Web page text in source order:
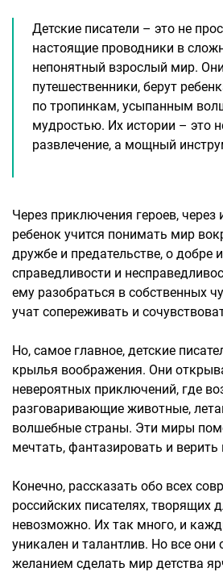
Детские писатели – это не
настоящие проводники в
непонятный взрослый мир.
путешественники, берут
по тропинкам, усыпанным
мудростью. Их истории – это
развлечение, а мощный
Через приключения героев,
ребенок учится понимать мир
дружбе и предательстве, о добре
справедливости и
ему разобраться в собственных
учат сопереживать и
Но, самое главное, детские
крылья воображения. Они
невероятных приключений, где
разговаривающие животные,
волшебные страны. Эти миры
мечтать, фантазировать и верить
Конечно, рассказать обо всех
российских писателях, творящих
невозможно. Их так много, и
уникален и талантлив. Но все
желанием сделать мир детства